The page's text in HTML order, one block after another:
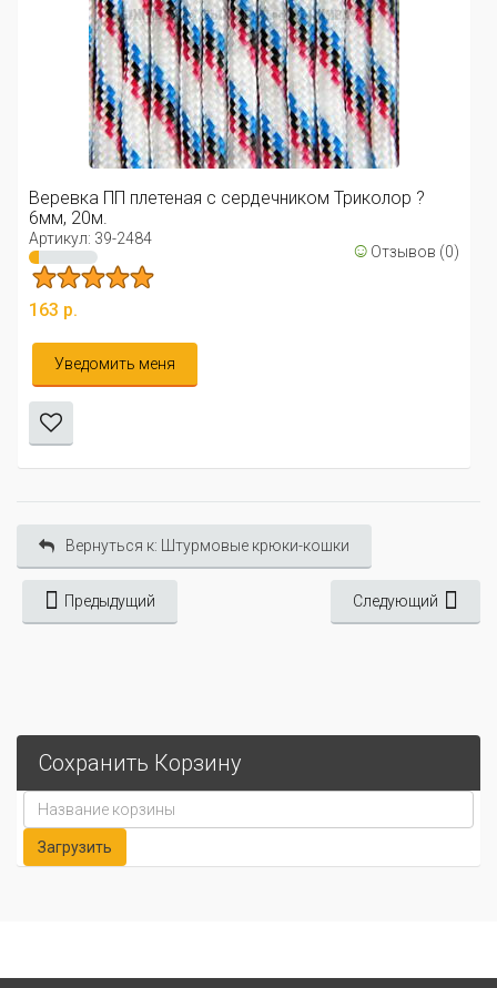
Веревка ПП плетеная с сердечником Триколор ?
6мм, 20м.
Артикул: 39-2484 ☺ Отзывов (0)
163 р.
Уведомить меня
Вернуться к: Штурмовые крюки-кошки
Предыдущий Следующий
Сохранить Корзину